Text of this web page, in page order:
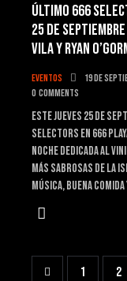
ÚLTIMO 666
25 DE
VILA Y RYAN
Eventos 19 de
0 Comments
Este jueves 25 DE
SELECTORS EN 666
noche dedicada al
más sabrosas de la
música, buena
1 2